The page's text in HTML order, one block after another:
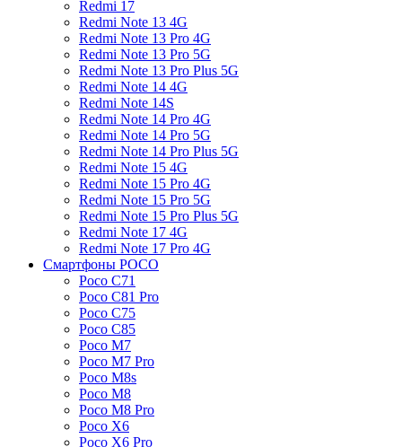
Redmi 17
Redmi Note 13 4G
Redmi Note 13 Pro 4G
Redmi Note 13 Pro 5G
Redmi Note 13 Pro Plus 5G
Redmi Note 14 4G
Redmi Note 14S
Redmi Note 14 Pro 4G
Redmi Note 14 Pro 5G
Redmi Note 14 Pro Plus 5G
Redmi Note 15 4G
Redmi Note 15 Pro 4G
Redmi Note 15 Pro 5G
Redmi Note 15 Pro Plus 5G
Redmi Note 17 4G
Redmi Note 17 Pro 4G
Смартфоны POCO
Poco C71
Poco C81 Pro
Poco C75
Poco C85
Poco M7
Poco M7 Pro
Poco M8s
Poco M8
Poco M8 Pro
Poco X6
Poco X6 Pro